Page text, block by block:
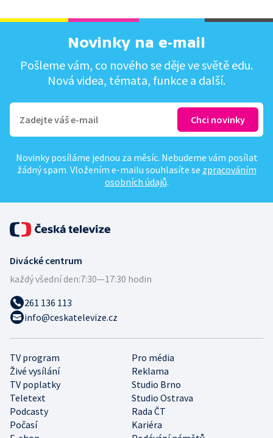
Novinky na e-mail
Pošleme vám, co nového se děje ve světě edu.
Nová videa, témata, funkce a další.
Novinky posíláme jednou za měsíc. Nebudeme vám posílat
žádný spam. Vložením e-mailu souhlasíte se zpracováním
osobních údajů.